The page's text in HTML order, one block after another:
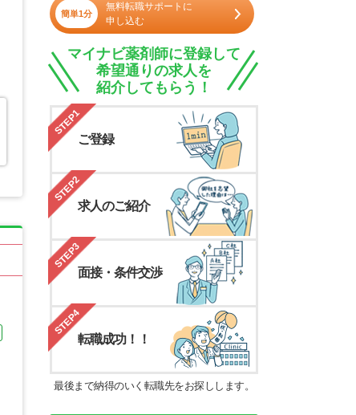
簡単1分
無料転職サポートに
申し込む
マイナビ薬剤師に登録して
希望通りの求人を
紹介してもらう！
STEP1
ご登録
STEP2
求人のご紹介
STEP3
面接・条件交渉
STEP4
転職成功！！
最後まで納得のいく転職先をお探しします。